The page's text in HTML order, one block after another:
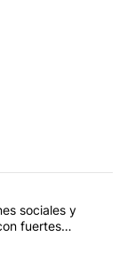
en los
2026:
sociales y
fuertes